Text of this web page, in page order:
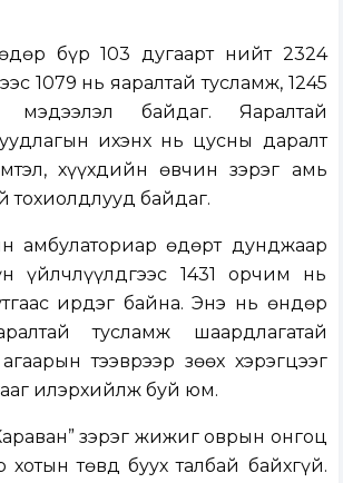
бүр 103 дугаарт нийт 2324
1079 нь яаралтай тусламж, 1245
мэдээлэл байдаг. Яаралтай
ихэнх нь цусны даралт
хүүхдийн өвчин зэрэг амь
тохиолдлууд байдаг.
амбулаториар өдөрт дунджаар
үйлчлүүлдгээс 1431 орчим нь
ирдэг байна. Энэ нь өндөр
тусламж шаардлагатай
тээврээр зөөх хэрэгцээг
илэрхийлж буй юм.
зэрэг жижиг оврын онгоц
хотын төвд буух талбай байхгүй.